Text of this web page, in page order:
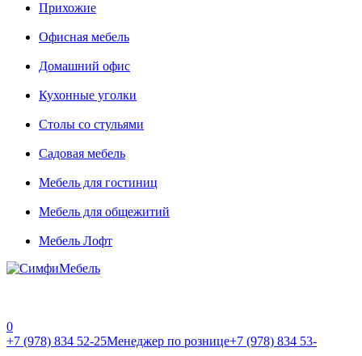
Прихожие
Офисная мебель
Домашний офис
Кухонные уголки
Столы со стульями
Садовая мебель
Мебель для гостиниц
Мебель для общежитий
Мебель Лофт
0
+7 (978) 834 52-25Менеджер по рознице+7 (978) 834 53-